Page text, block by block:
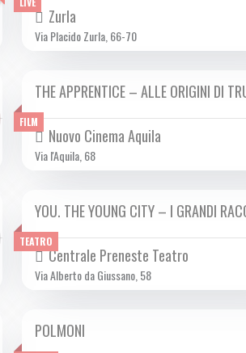
Zurla
Via Placido Zurla, 66-70
FILM
DA GIO 17/10 A MER 30/10 2024
THE APPRENTICE – ALLE ORIGINI DI
Nuovo Cinema Aquila
Via l'Aquila, 68
TEATRO
DA VEN 20/09 A DOM 03/11 2024
YOU. THE YOUNG CITY – I GRANDI
Centrale Preneste Teatro
Via Alberto da Giussano, 58
DA VEN 18/10 A DOM 20/10 2024
POLMONI